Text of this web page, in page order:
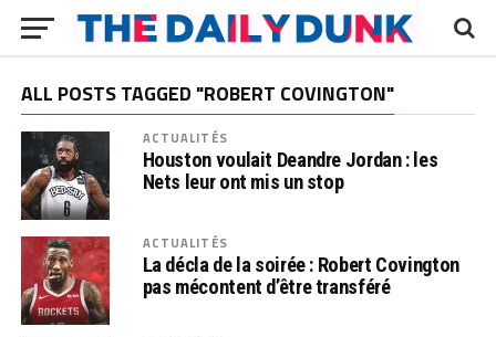
ALL POSTS TAGGED "ROBERT COVINGTON"
ACTUALITÉS
Houston voulait Deandre Jordan : les
Nets leur ont mis un stop
ACTUALITÉS
La décla de la soirée : Robert Covington
pas mécontent d’être transféré